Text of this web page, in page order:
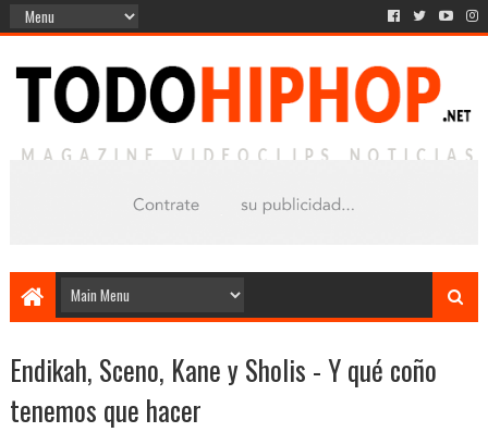
Endikah, Sceno, Kane y Sholis - Y qué coño
tenemos que hacer